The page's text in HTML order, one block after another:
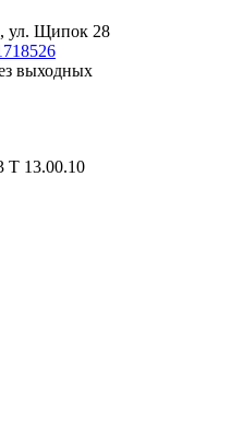
ул. Щипок 28
выходных
T 13.00.10